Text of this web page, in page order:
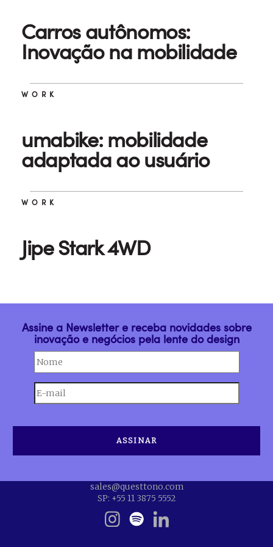
Carros autônomos:
Inovação na mobilidade
WORK
umabike: mobilidade
adaptada ao usuário
WORK
Jipe Stark 4WD
Assine a Newsletter e receba novidades sobre
inovação e negócios pela lente do design
sales@questtono.com
SP: +55 11 3875 5552